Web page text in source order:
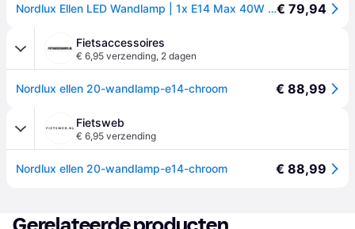
Nordlux Ellen LED Wandlamp | 1x E14 Max 40W | Dimbaar | Zilver€ 79,94
Fietsaccessoires
€ 6,95 verzending, 2 dagen
Nordlux ellen 20-wandlamp-e14-chroom € 88,99
Fietsweb
€ 6,95 verzending
Nordlux ellen 20-wandlamp-e14-chroom € 88,99